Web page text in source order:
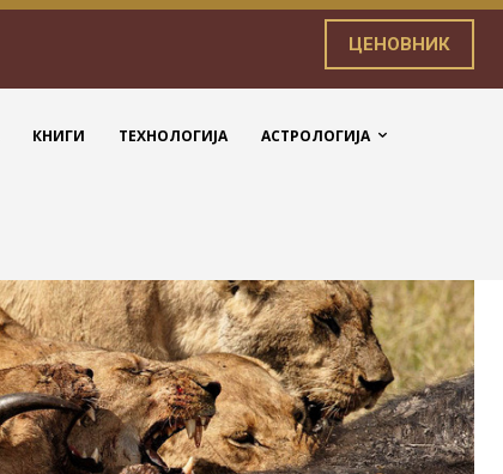
ЦЕНОВНИК
КНИГИ ТЕХНОЛОГИЈА АСТРОЛОГИЈА